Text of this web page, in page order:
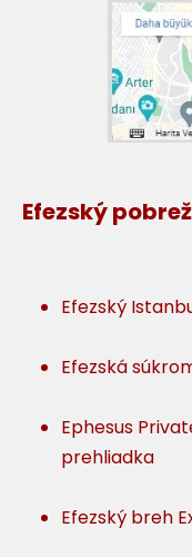
Efezský
Efezský
Efezská
Ephesus
prehliadka
Efezský breh